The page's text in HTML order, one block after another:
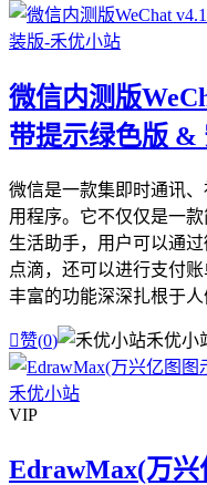
微信内测版
带提示绿色版 &
微信是一款集即时通讯
用程序。它不仅仅是一
生活助手，用户可以通
点滴，还可以进行支付
丰富的功能深深扎根于人
赞(0) 禾优小
VIP
EdrawMax(万兴